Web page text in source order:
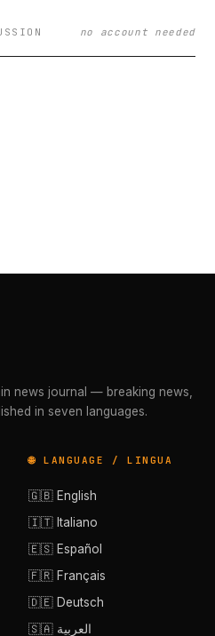
no account needed
news journal — breaking news,
in seven languages.
🌐 LANGUAGE / LINGUA
🇬🇧 English
🇮🇹 Italiano
🇪🇸 Español
🇫🇷 Français
🇩🇪 Deutsch
🇸🇦 العربية